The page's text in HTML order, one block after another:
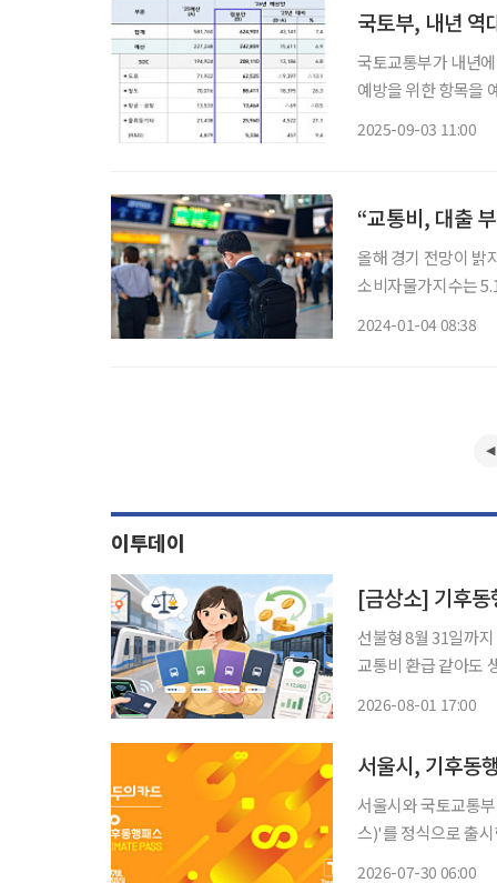
국토부, 내년 역
국토교통부가 내년
예방을 위한 항목을 예산에 반영했다. 2일 국토부
2025-09-03 11:00
“교통비, 대출
올해 경기 전망이 밝
소비자물가지수는
2024-01-04 08:38
이투데이
[금상소] 기후동
선불형 8월 31일까
교통비 환급 같아도 생활 할인·실적 조
2026-08-01 17:00
서울시, 기후동
서울시와 국토교통
스)'를 정식으로 출시
2026-07-30 06:00